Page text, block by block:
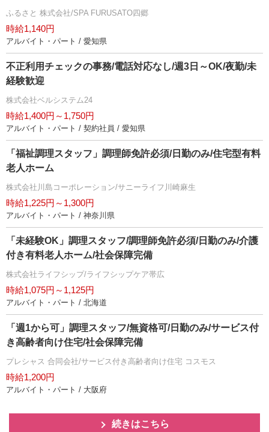
ふるさと 株式会社/SPA FURUSATO四郷
時給1,140円
アルバイト・パート / 愛知県
不正利用チェックの事務/電話対応なし/週3日～OK/夜勤/未
経験歓迎
株式会社ベルシステム24
時給1,400円～1,750円
アルバイト・パート / 契約社員 / 愛知県
「福祉調理スタッフ」調理師免許必須/日勤のみ/住宅型有料
老人ホーム
株式会社川島コーポレーション/サニーライフ川崎麻生
時給1,225円～1,300円
アルバイト・パート / 神奈川県
「未経験OK」調理スタッフ/調理師免許必須/日勤のみ/介護
付き有料老人ホーム/社会保障完備
株式会社ライフシップ/ライフシップケア帯広
時給1,075円～1,125円
アルバイト・パート / 北海道
「週1から可」調理スタッフ/無資格可/日勤のみ/サービス付
き高齢者向け住宅/社会保障完備
プレシャス 合同会社/サービス付き高齢者向け住宅 コスモス
時給1,200円
アルバイト・パート / 大阪府
続きはこちら